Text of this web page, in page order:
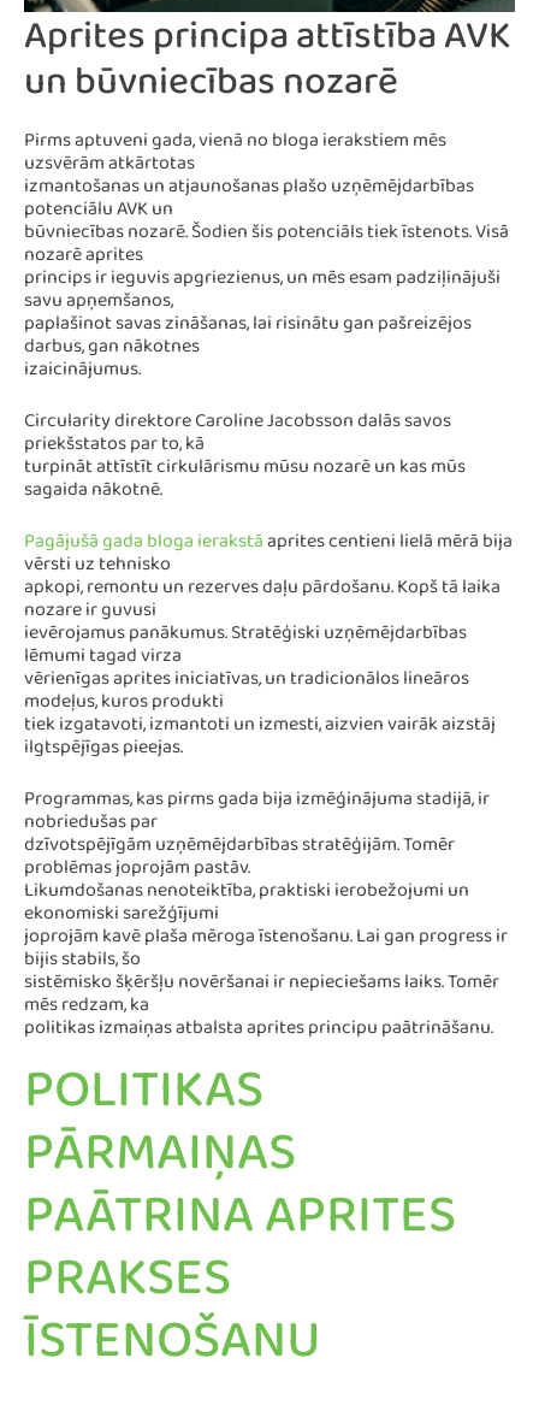
Aprites principa attīstība AVK
un būvniecības nozarē
Pirms aptuveni gada, vienā no bloga ierakstiem mēs
uzsvērām atkārtotas
izmantošanas un atjaunošanas plašo uzņēmējdarbības
potenciālu AVK un
būvniecības nozarē. Šodien šis potenciāls tiek īstenots. Visā
nozarē aprites
princips ir ieguvis apgriezienus, un mēs esam padziļinājuši
savu apņemšanos,
paplašinot savas zināšanas, lai risinātu gan pašreizējos
darbus, gan nākotnes
izaicinājumus.
Circularity direktore Caroline Jacobsson dalās savos
priekšstatos par to, kā
turpināt attīstīt cirkulārismu mūsu nozarē un kas mūs
sagaida nākotnē.
Pagājušā gada bloga ierakstāaprites centieni lielā mērā bija
vērsti uz tehnisko
apkopi, remontu un rezerves daļu pārdošanu. Kopš tā laika
nozare ir guvusi
ievērojamus panākumus. Stratēģiski uzņēmējdarbības
lēmumi tagad virza
vērienīgas aprites iniciatīvas, un tradicionālos lineāros
modeļus, kuros produkti
tiek izgatavoti, izmantoti un izmesti, aizvien vairāk aizstāj
ilgtspējīgas pieejas.
Programmas, kas pirms gada bija izmēģinājuma stadijā, ir
nobriedušas par
dzīvotspējīgām uzņēmējdarbības stratēģijām. Tomēr
problēmas joprojām pastāv.
Likumdošanas nenoteiktība, praktiski ierobežojumi un
ekonomiski sarežģījumi
joprojām kavē plaša mēroga īstenošanu. Lai gan progress ir
bijis stabils, šo
sistēmisko šķēršļu novēršanai ir nepieciešams laiks. Tomēr
mēs redzam, ka
politikas izmaiņas atbalsta aprites principu paātrināšanu.
POLITIKAS
PĀRMAIŅAS
PAĀTRINA APRITES
PRAKSES
ĪSTENOŠANU